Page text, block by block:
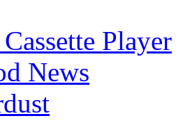
Player
News